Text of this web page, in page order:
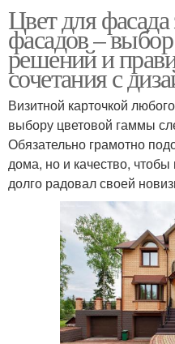
Цвет для
фасадов –
решений и
сочетания с
Визитной карточкой
выбору цветовой гаммы
Обязательно грамотно
дома, но и качество,
долго радовал своей